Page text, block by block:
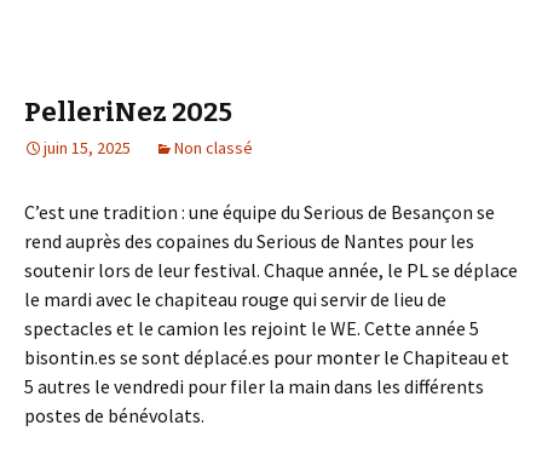
PelleriNez 2025
juin 15, 2025 Non classé
C’est une tradition : une équipe du Serious de Besançon se
rend auprès des copaines du Serious de Nantes pour les
soutenir lors de leur festival. Chaque année, le PL se déplace
le mardi avec le chapiteau rouge qui servir de lieu de
spectacles et le camion les rejoint le WE. Cette année 5
bisontin.es se sont déplacé.es pour monter le Chapiteau et
5 autres le vendredi pour filer la main dans les différents
postes de bénévolats.